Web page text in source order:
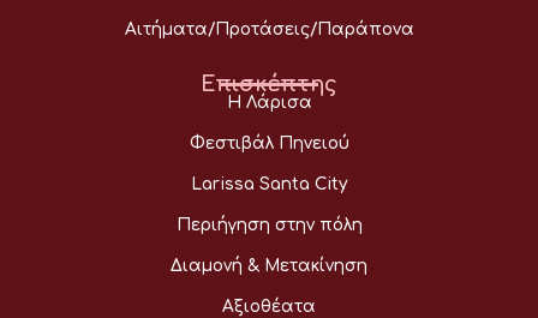
Αιτήματα/Προτάσεις/Παράπονα
Επισκέπτης
Η Λάρισα
Φεστιβάλ Πηνειού
Larissa Santa City
Περιήγηση στην πόλη
Διαμονή & Μετακίνηση
Αξιοθέατα